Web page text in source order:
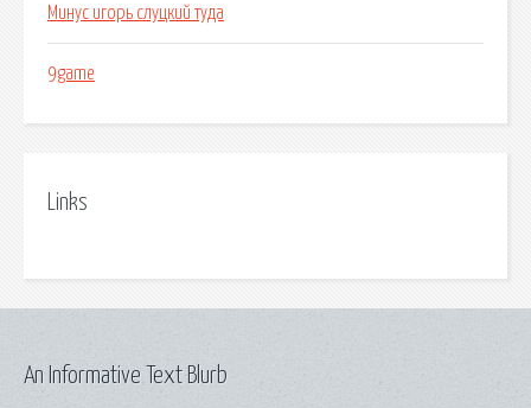
Минус игорь слуцкий туда
9game
Links
An Informative Text Blurb